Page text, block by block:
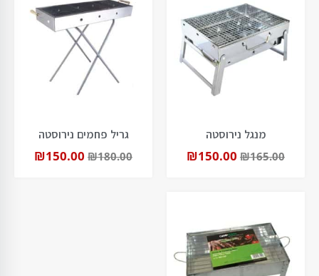
מנגל נירוסטה
₪165.00
₪150.00
גריל פחמים נירוסטה
₪180.00
₪150.00